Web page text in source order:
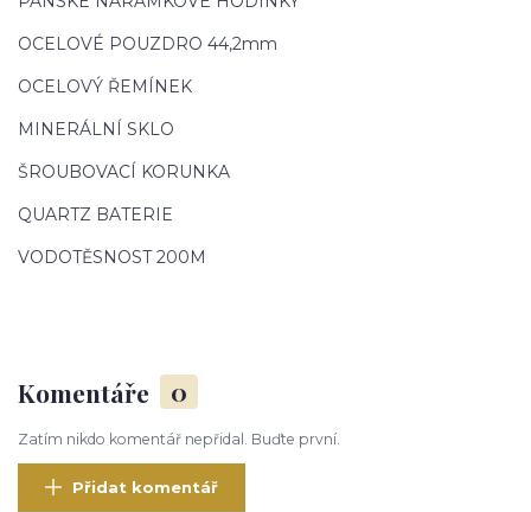
OCELOVÉ POUZDRO 44,2mm
OCELOVÝ ŘEMÍNEK
MINERÁLNÍ SKLO
ŠROUBOVACÍ KORUNKA
QUARTZ BATERIE
VODOTĚSNOST 200M
Komentáře 0
Zatím nikdo komentář nepřidal. Buďte první.
Přidat komentář